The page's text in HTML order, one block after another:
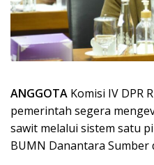
ANGGOTA Komisi IV DPR
pemerintah segera
sawit melalui sistem satu
BUMN Danantara Sumber